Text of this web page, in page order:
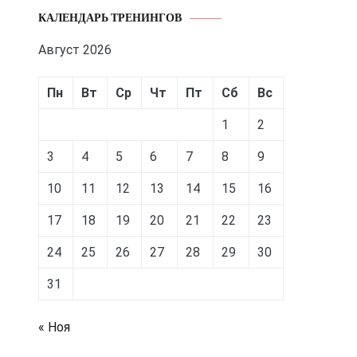
КАЛЕНДАРЬ ТРЕНИНГОВ
Август 2026
Пн Вт Ср Чт Пт Сб Вс
1 2
3 4 5 6 7 8 9
10 11 12 13 14 15 16
17 18 19 20 21 22 23
24 25 26 27 28 29 30
31
« Ноя